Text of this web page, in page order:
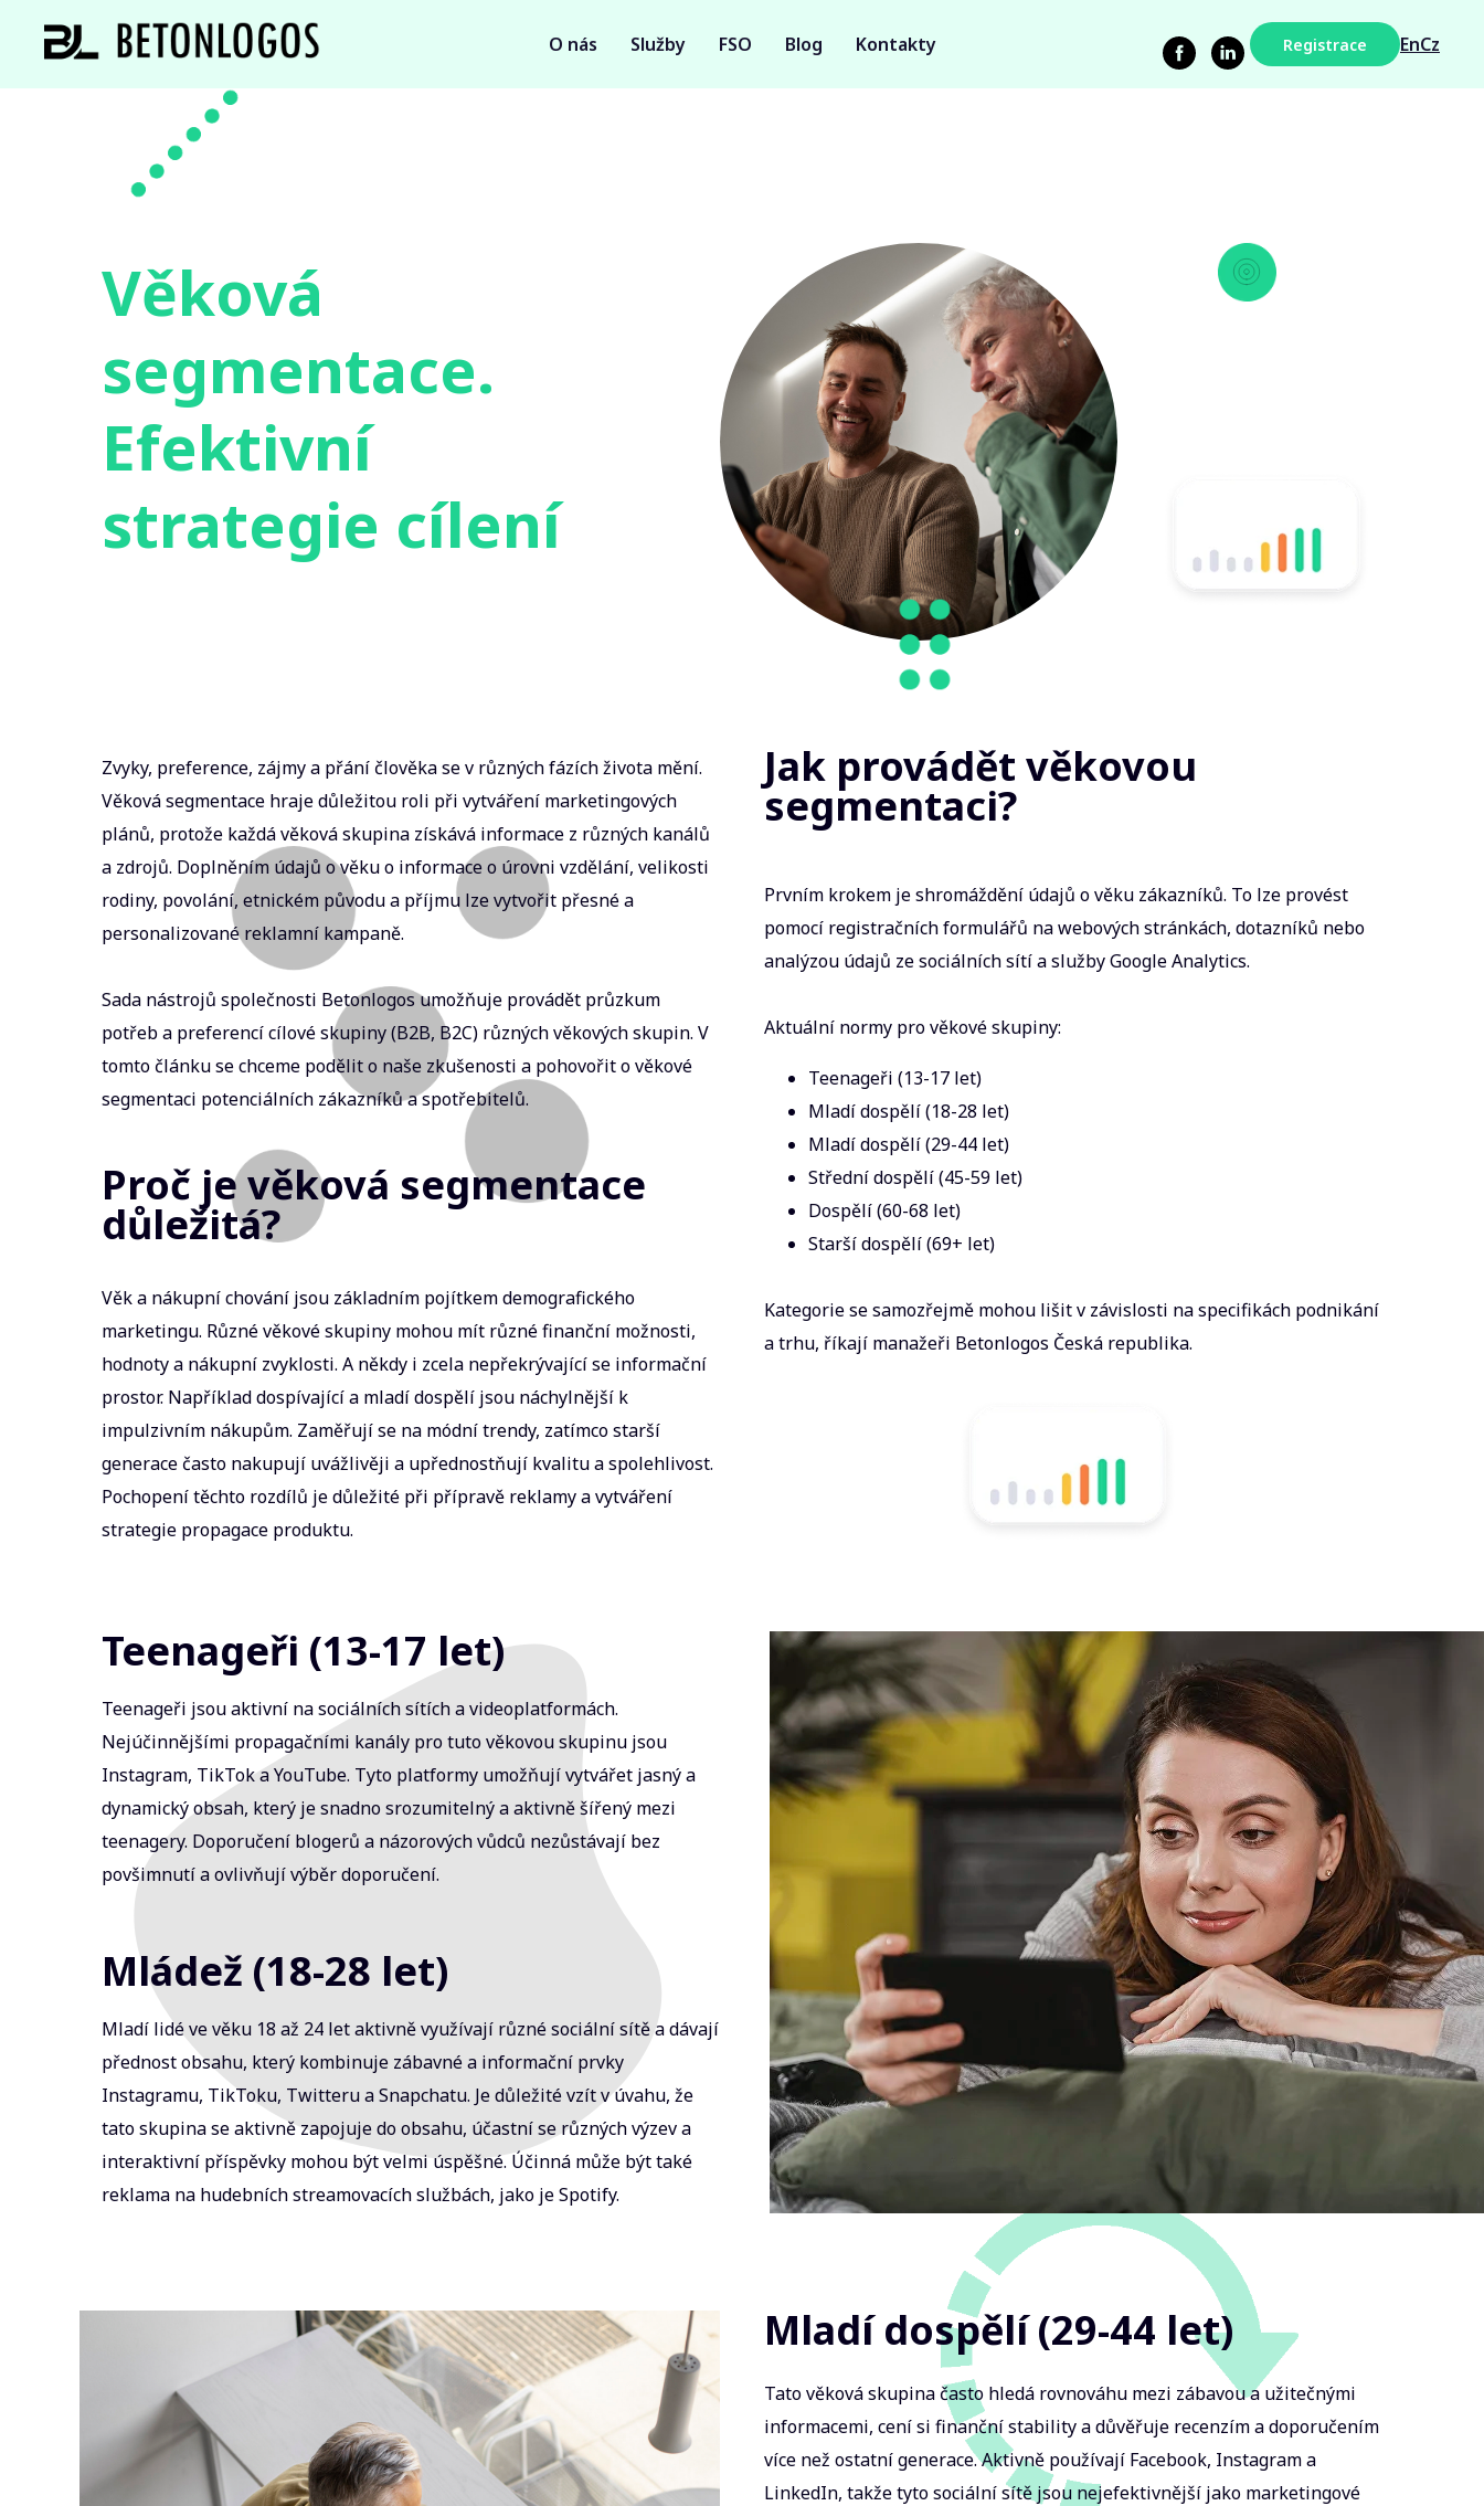
O nás Služby FSO Blog Kontakty Registrace EnCz
Věková
segmentace.
Efektivní
strategie cílení
Zvyky, preference, zájmy a přání člověka se v různých fázích života mění.
Věková segmentace hraje důležitou roli při vytváření marketingových
plánů, protože každá věková skupina získává informace z různých kanálů
a zdrojů. Doplněním údajů o věku o informace o úrovni vzdělání, velikosti
rodiny, povolání, etnickém původu a příjmu lze vytvořit přesné a
personalizované reklamní kampaně.
Sada nástrojů společnosti Betonlogos umožňuje provádět průzkum
potřeb a preferencí cílové skupiny (B2B, B2C) různých věkových skupin. V
tomto článku se chceme podělit o naše zkušenosti a pohovořit o věkové
segmentaci potenciálních zákazníků a spotřebitelů.
Prvním krokem je shromáždění údajů o věku zákazníků. To lze provést
pomocí registračních formulářů na webových stránkách, dotazníků nebo
analýzou údajů ze sociálních sítí a služby Google Analytics.
Aktuální normy pro věkové skupiny:
Teenageři (13-17 let)
Mladí dospělí (18-28 let)
Mladí dospělí (29-44 let)
Střední dospělí (45-59 let)
Dospělí (60-68 let)
Starší dospělí (69+ let)
Kategorie se samozřejmě mohou lišit v závislosti na specifikách podnikání
a trhu, říkají manažeři Betonlogos Česká republika.
Proč je věková segmentace
důležitá?
Věk a nákupní chování jsou základním pojítkem demografického
marketingu. Různé věkové skupiny mohou mít různé finanční možnosti,
hodnoty a nákupní zvyklosti. A někdy i zcela nepřekrývající se informační
prostor. Například dospívající a mladí dospělí jsou náchylnější k
impulzivním nákupům. Zaměřují se na módní trendy, zatímco starší
generace často nakupují uvážlivěji a upřednostňují kvalitu a spolehlivost.
Pochopení těchto rozdílů je důležité při přípravě reklamy a vytváření
strategie propagace produktu.
Jak provádět věkovou
segmentaci?
Teenageři jsou aktivní na sociálních sítích a videoplatformách.
Nejúčinnějšími propagačními kanály pro tuto věkovou skupinu jsou
Instagram, TikTok a YouTube. Tyto platformy umožňují vytvářet jasný a
dynamický obsah, který je snadno srozumitelný a aktivně šířený mezi
teenagery. Doporučení blogerů a názorových vůdců nezůstávají bez
povšimnutí a ovlivňují výběr doporučení.
Teenageři (13-17 let)
Tato věková skupina často hledá rovnováhu mezi zábavou a užitečnými
informacemi, cení si finanční stability a důvěřuje recenzím a doporučením
více než ostatní generace. Aktivně používají Facebook, Instagram a
LinkedIn, takže tyto sociální sítě jsou nejefektivnější jako marketingové
Mladí dospělí (29-44 let)
Mladí lidé ve věku 18 až 24 let aktivně využívají různé sociální sítě a dávají
přednost obsahu, který kombinuje zábavné a informační prvky
Instagramu, TikToku, Twitteru a Snapchatu. Je důležité vzít v úvahu, že
tato skupina se aktivně zapojuje do obsahu, účastní se různých výzev a
interaktivní příspěvky mohou být velmi úspěšné. Účinná může být také
reklama na hudebních streamovacích službách, jako je Spotify.
Mládež (18-28 let)